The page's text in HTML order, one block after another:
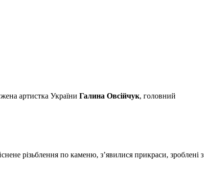
артистка України Галина Овсійчук, головний
різьблення по каменю, з’явилися прикраси, зроблені з